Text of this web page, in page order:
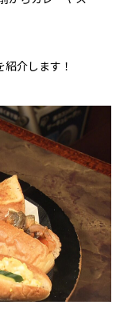
介します！